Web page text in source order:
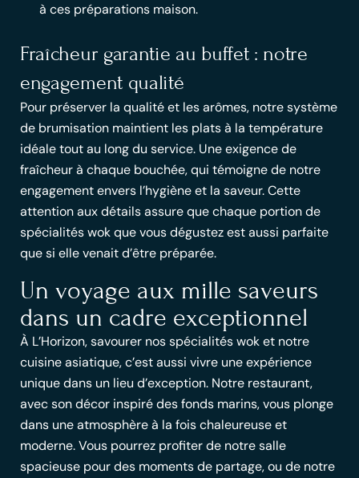
à ces préparations maison.
Fraîcheur garantie au buffet : notre
engagement qualité
Pour préserver la qualité et les arômes, notre système
de brumisation maintient les plats à la température
idéale tout au long du service. Une exigence de
fraîcheur à chaque bouchée, qui témoigne de notre
engagement envers l’hygiène et la saveur. Cette
attention aux détails assure que chaque portion de
spécialités wokque vous dégustez est aussi parfaite
que si elle venait d’être préparée.
Un voyage aux mille saveurs
dans un cadre exceptionnel
À L’Horizon,savourer nos spécialités wok et notre
cuisine asiatique, c’est aussi vivre une expérience
unique dans un lieu d’exception. Notre restaurant,
avec son décor inspiré des fonds marins, vous plonge
dans une atmosphère à la fois chaleureuse et
moderne. Vous pourrez profiter de notre salle
spacieuse pour des moments de partage, ou de notre